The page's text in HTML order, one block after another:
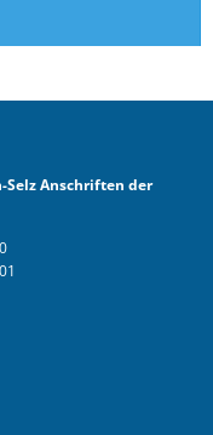
Anschriften der